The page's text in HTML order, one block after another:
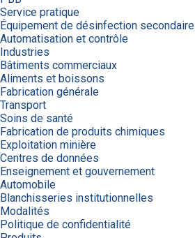
Service pratique
Équipement de désinfection secondaire
Automatisation et contrôle
Industries
Bâtiments commerciaux
Aliments et boissons
Fabrication générale
Transport
Soins de santé
Fabrication de produits chimiques
Exploitation minière
Centres de données
Enseignement et gouvernement
Automobile
Blanchisseries institutionnelles
Modalités
Politique de confidentialité